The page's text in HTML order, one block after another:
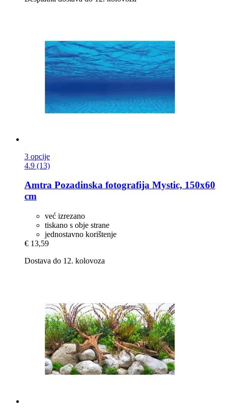
3 opcije
4.9 (13)
Amtra Pozadinska fotografija Mystic, 150x60
cm
već izrezano
tiskano s obje strane
jednostavno korištenje
€ 13,59
Dostava do 12. kolovoza